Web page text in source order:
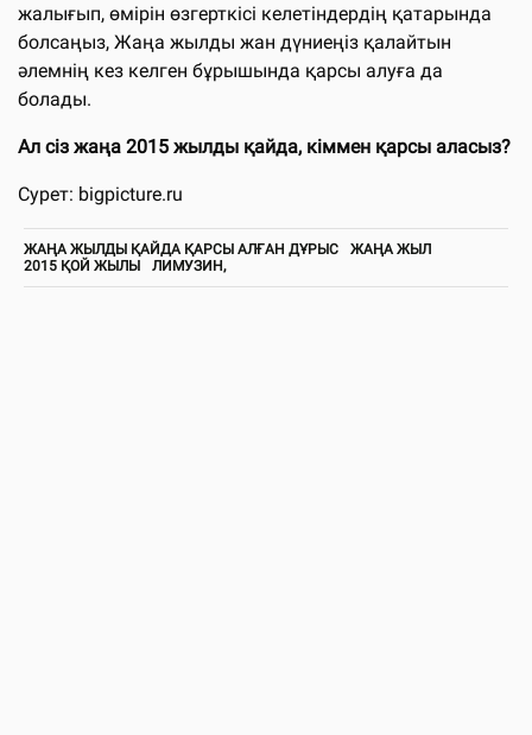
жалығып, өмірін өзгерткісі келетіндердің қатарында
болсаңыз, Жаңа жылды жан дүниеңіз қалайтын
әлемнің кез келген бұрышында қарсы алуға да
болады.
Ал сіз жаңа 2015 жылды қайда, кіммен қарсы аласыз?
Сурет: bigpicture.ru
ЖАҢА ЖЫЛДЫ ҚАЙДА ҚАРСЫ АЛҒАН ДҰРЫС
ЖАҢА ЖЫЛ
2015 ҚОЙ ЖЫЛЫ
ЛИМУЗИН,